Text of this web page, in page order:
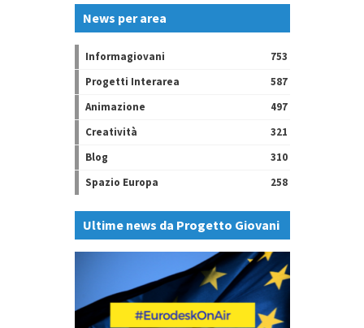
News per area
Informagiovani
753
Progetti Interarea
587
Animazione
497
Creatività
321
Blog
310
Spazio Europa
258
Ultime news da Progetto Giovani